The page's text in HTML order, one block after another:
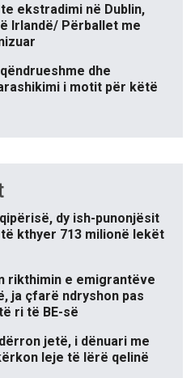
ekstradimi në Dublin,
Irlandë/ Përballet me
dhe
i motit për këtë
dy ish-punonjësit
kthyer 713 milionë lekët
rikthimin e emigrantëve
ja çfarë ndryshon pas
ri të BE-së
jetë, i dënuari me
leje të lërë qelinë